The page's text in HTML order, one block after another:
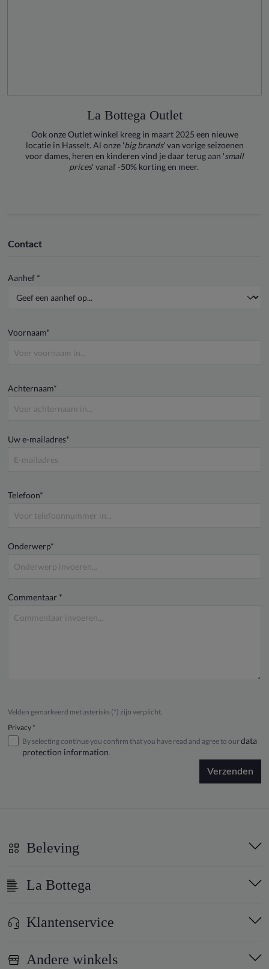
La Bottega Outlet
Ook onze Outlet winkel kreeg in maart 2025 een nieuwe
locatie in Hasselt. Al onze 'big brands' van vorige seizoenen
voor dames, heren en kinderen vind je daar terug aan 'small
prices' vanaf -50% korting en meer.
Contact
Aanhef *
Voornaam*
Achternaam*
Uw e-mailadres*
Telefoon*
Onderwerp*
Commentaar *
Velden gemarkeerd met asterisks (*) zijn verplicht.
Privacy *
By selecting continue you confirm that you have read and agree to ourdata
protection information.
Verzenden
Beleving
La Bottega
Klantenservice
Andere winkels